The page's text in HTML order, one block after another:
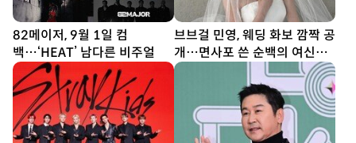
82메이저, 9월 1일 컴
백…‘HEAT’ 남다른 비주얼
브브걸 민영, 웨딩 화보 깜짝 공
개…면사포 쓴 순백의 여신
[DA★]